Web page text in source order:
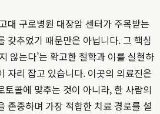
대 구로병원 대장암 센터가 주목받는
갖추었기 때문만은 아닙니다. 그 핵심
않는다’는 확고한 철학과 이를 실현하
자리 잡고 있습니다. 이곳의 의료진은
콜에 맞추는 것이 아니라, 한 사람의
존중하며 가장 적합한 치료 경로를 설